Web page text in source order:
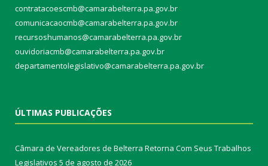
contratacoescmb@camarabelterra.pa.gov.br
comunicacaocmb@camarabelterra.pa.gov.br
recursoshumanos@camarabelterra.pa.gov.br
ouvidoriacmb@camarabelterra.pa.gov.br
departamentolegislativo@camarabelterra.pa.gov.br
ÚLTIMAS PUBLICAÇÕES
Câmara de Vereadores de Belterra Retorna Com Seus Trabalhos
Legislativos 5 de agosto de 2026